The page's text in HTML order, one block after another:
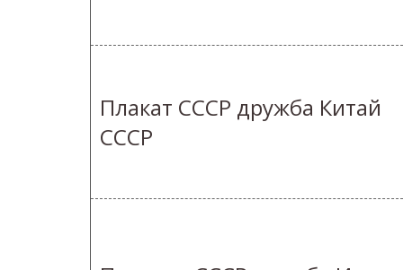
Плакат СССР дружба Китай
СССР